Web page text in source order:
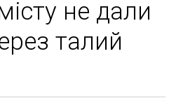
не дали
талий